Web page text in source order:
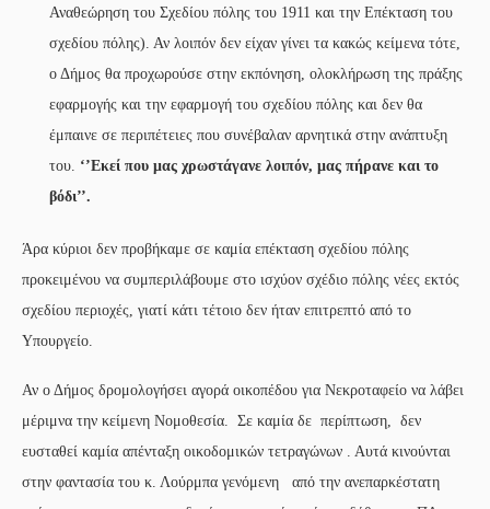
Αναθεώρηση του Σχεδίου πόλης του 1911 και την Επέκταση του
σχεδίου πόλης). Αν λοιπόν δεν είχαν γίνει τα κακώς κείμενα τότε,
ο Δήμος θα προχωρούσε στην εκπόνηση, ολοκλήρωση της πράξης
εφαρμογής και την εφαρμογή του σχεδίου πόλης και δεν θα
έμπαινε σε περιπέτειες που συνέβαλαν αρνητικά στην ανάπτυξη
του. ‘’Εκεί που μας χρωστάγανε λοιπόν, μας πήρανε και το
βόδι’’.
Άρα κύριοι δεν προβήκαμε σε καμία επέκταση σχεδίου πόλης
προκειμένου να συμπεριλάβουμε στο ισχύον σχέδιο πόλης νέες εκτός
σχεδίου περιοχές, γιατί κάτι τέτοιο δεν ήταν επιτρεπτό από το
Υπουργείο.
Αν ο Δήμος δρομολογήσει αγορά οικοπέδου για Νεκροταφείο να λάβει
μέριμνα την κείμενη Νομοθεσία. Σε καμία δε περίπτωση, δεν
ευσταθεί καμία απένταξη οικοδομικών τετραγώνων . Αυτά κινούνται
στην φαντασία του κ. Λούρμπα γενόμενη από την ανεπαρκέστατη